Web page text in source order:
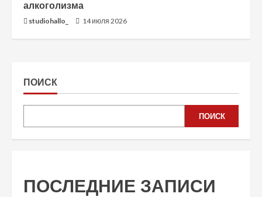
алкоголизма
studiohallo_ 14 июля 2026
ПОИСК
ПОИСК
ПОСЛЕДНИЕ ЗАПИСИ